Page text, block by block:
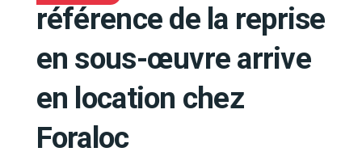
référence de la reprise
en sous-œuvre arrive
en location chez
Foraloc